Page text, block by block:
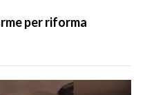
per riforma